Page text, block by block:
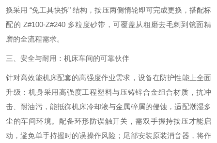
换采用 “免工具快拆" 结构，按压两侧惰轮即可完成更换，搭配标
配的 Z#100-Z#240 多粒度砂带，可覆盖从粗磨去毛刺到镜面精
磨的全流程需求。
三、安全与耐用：机床车间的可靠伙伴
针对高效能机床配套的高强度作业需求，设备在防护性能上全面
升级：机身采用高强度工程塑料与压铸锌合金组合材质，抗冲
击、耐油污，能抵御机床冷却液与金属碎屑的侵蚀，适配潮湿多
尘的车间环境。配备环形防误触开关，需双手握持按压才能启
动，避免单手持握时的误操作风险；尾部安装原装消音器，将作